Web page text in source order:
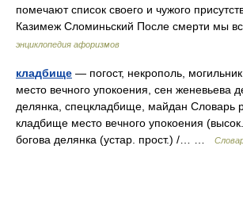
помечают список своего и чужого
Казимеж Сломиньский После смерти мы
энциклопедия афоризмов
кладбище — погост, некрополь,
место вечного упокоения, сен женевьева
делянка, спецкладбище, майдан Словарь
кладбище место вечного упокоения
богова делянка (устар. прост.) /… …